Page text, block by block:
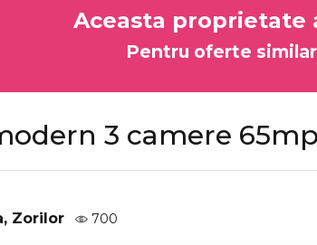
Aceasta proprietate
Pentru oferte
3 camere
Zorilor 700